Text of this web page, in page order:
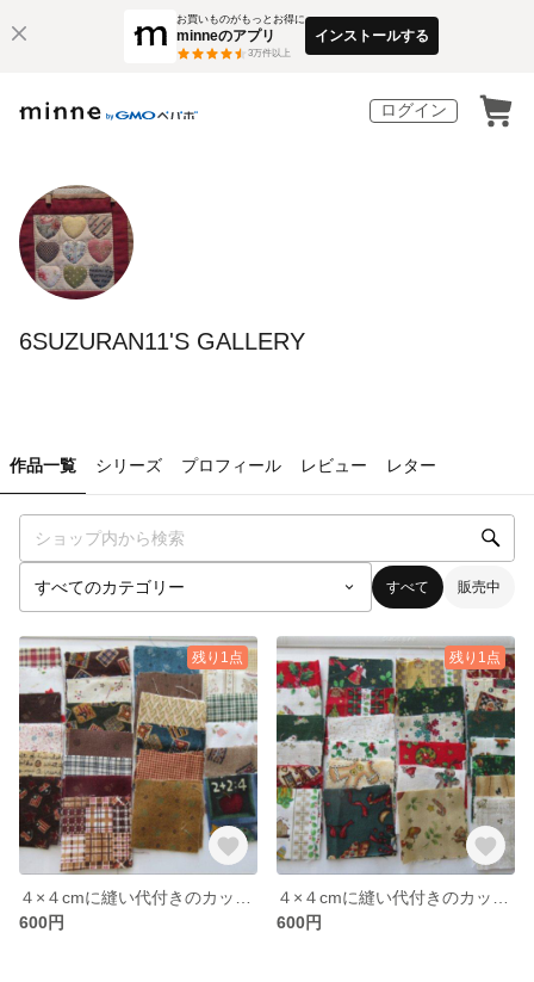
お買いものがもっとお得に
minneのアプリ
3万件以上
インストールする
ログイン
6SUZURAN11'S GALLERY
作品一覧 シリーズ プロフィール レビュー レター
すべて 販売中
残り1点
600円
残り1点
600円